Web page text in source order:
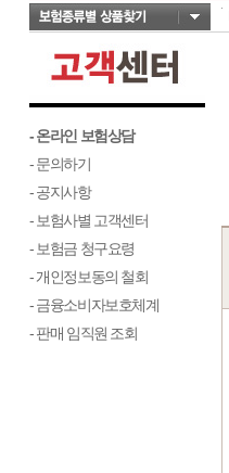
- 온라인 보험상담
- 문의하기
- 공지사항
- 보험사별 고객센터
- 보험금 청구요령
- 개인정보동의 철회
- 금융소비자보호체계
- 판매 임직원 조회